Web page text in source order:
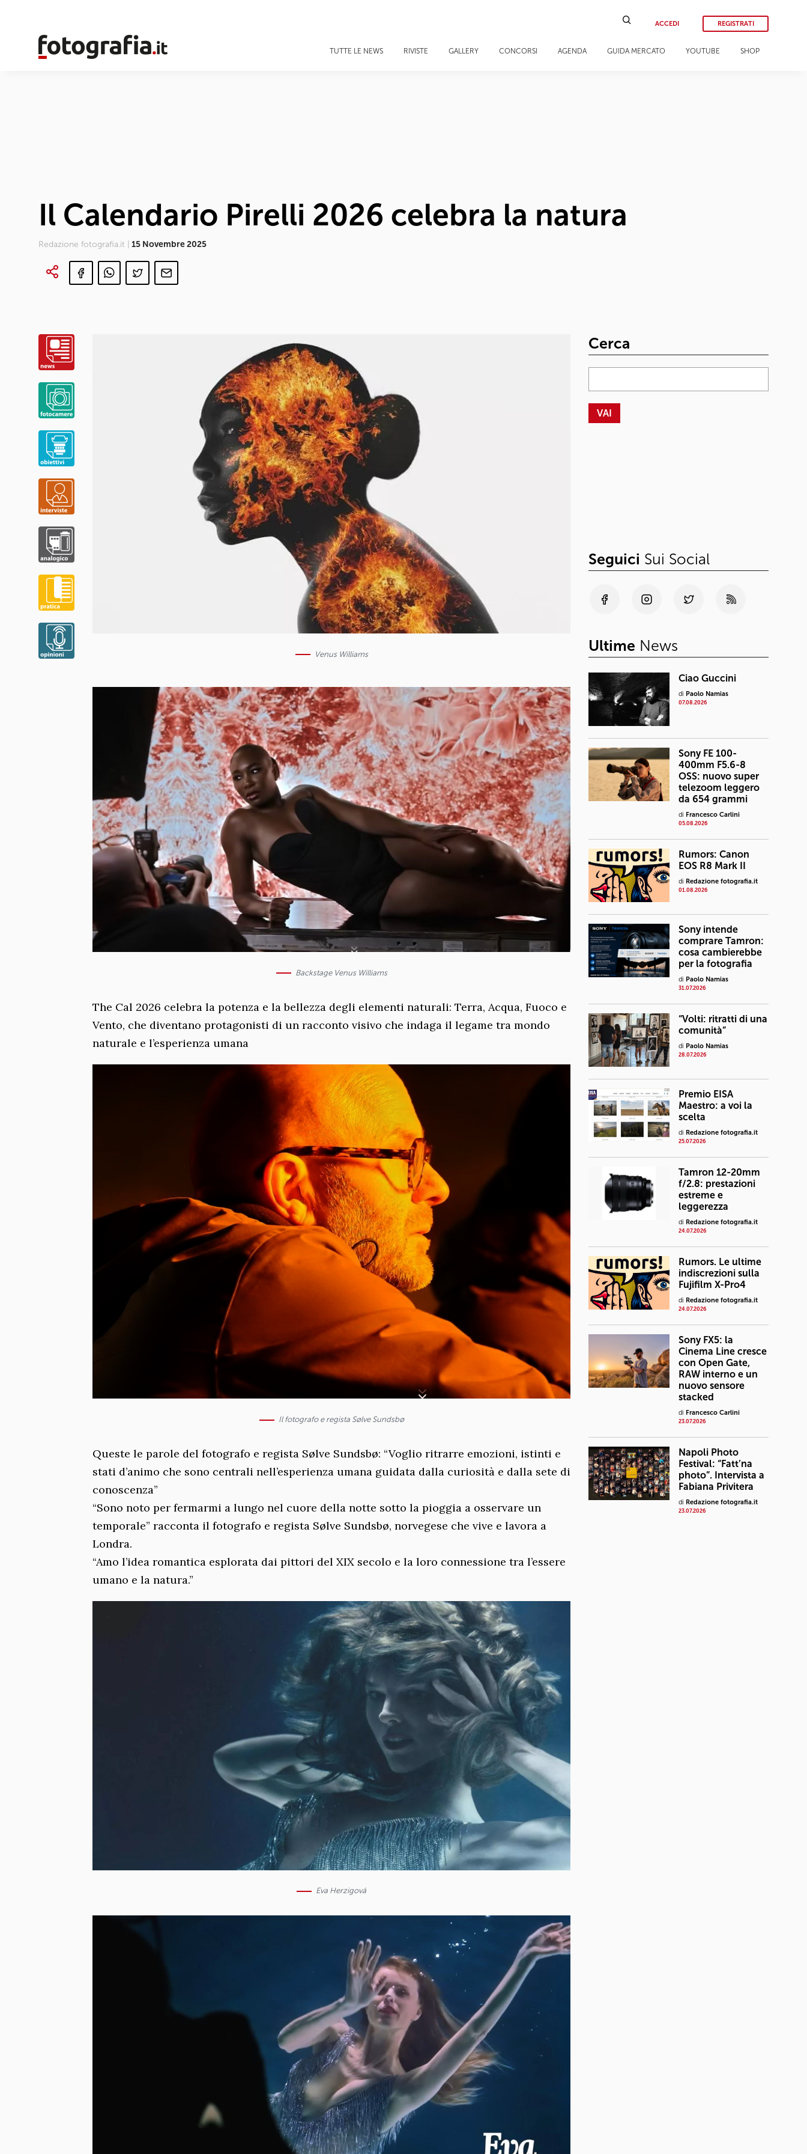
ACCEDI REGISTRATI
TUTTE LE NEWS RIVISTE GALLERY CONCORSI AGENDA GUIDA MERCATO YOUTUBE SHOP
Il Calendario Pirelli 2026 celebra la natura
Redazione fotografia.it | 15 Novembre 2025
Venus Williams
Backstage Venus Williams
The Cal 2026 celebra la potenza e la bellezza degli elementi naturali: Terra, Acqua, Fuoco e
Vento, che diventano protagonisti di un racconto visivo che indaga il legame tra mondo
naturale e l’esperienza umana
Il fotografo e regista Sølve Sundsbø
Queste le parole del fotografo e regista Sølve Sundsbø: “Voglio ritrarre emozioni, istinti e
stati d’animo che sono centrali nell’esperienza umana guidata dalla curiosità e dalla sete di
conoscenza”
“Sono noto per fermarmi a lungo nel cuore della notte sotto la pioggia a osservare un
temporale” racconta il fotografo e regista Sølve Sundsbø, norvegese che vive e lavora a
Londra.
“Amo l’idea romantica esplorata dai pittori del XIX secolo e la loro connessione tra l’essere
umano e la natura.”
Eva Herzigová
Cerca
Seguici Sui Social
Ultime News
Ciao Guccini
di Paolo Namias
07.08.2026
Sony FE 100-
400mm F5.6-8
OSS: nuovo super
telezoom leggero
da 654 grammi
di Francesco Carlini
05.08.2026
Rumors: Canon
EOS R8 Mark II
di Redazione fotografia.it
01.08.2026
Sony intende
comprare Tamron:
cosa cambierebbe
per la fotografia
di Paolo Namias
31.07.2026
“Volti: ritratti di una
comunità”
di Paolo Namias
28.07.2026
Premio EISA
Maestro: a voi la
scelta
di Redazione fotografia.it
25.07.2026
Tamron 12-20mm
f/2.8: prestazioni
estreme e
leggerezza
di Redazione fotografia.it
24.07.2026
Rumors. Le ultime
indiscrezioni sulla
Fujifilm X-Pro4
di Redazione fotografia.it
24.07.2026
Sony FX5: la
Cinema Line cresce
con Open Gate,
RAW interno e un
nuovo sensore
stacked
di Francesco Carlini
23.07.2026
Napoli Photo
Festival: “Fatt’na
photo”. Intervista a
Fabiana Privitera
di Redazione fotografia.it
23.07.2026